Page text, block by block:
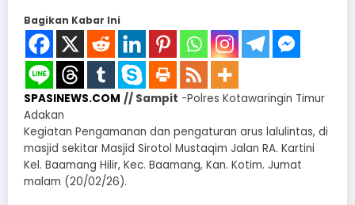
Bagikan Kabar Ini
SPASINEWS.COM // Sampit -Polres Kotawaringin Timur
Adakan
Kegiatan Pengamanan dan pengaturan arus lalulintas, di
masjid sekitar Masjid Sirotol Mustaqim Jalan RA. Kartini
Kel. Baamang Hilir, Kec. Baamang, Kan. Kotim. Jumat
malam (20/02/26).